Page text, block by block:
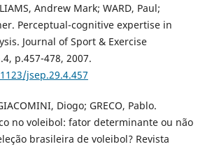
Andrew Mark; WARD, Paul;
Perceptual-cognitive expertise in
Journal of Sport & Exercise
p.457-478, 2007.
jsep.29.4.457
Diogo; GRECO, Pablo.
no voleibol: fator determinante ou não
brasileira de voleibol? Revista